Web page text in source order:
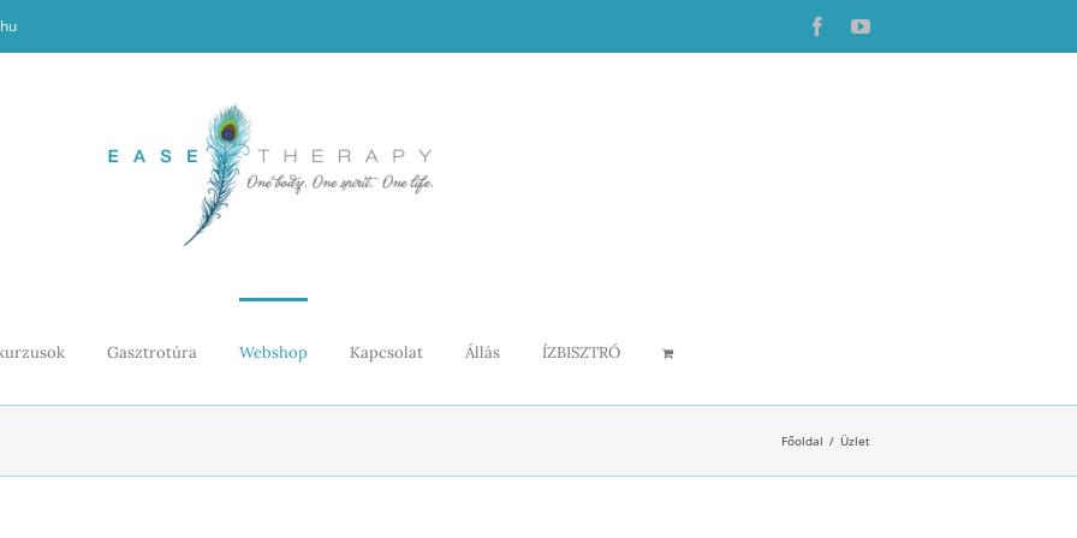
FacebookYouTube
Gasztrotúra Webshop Kapcsolat Állás ÍZBISZTRÓ
Főoldal Üzlet